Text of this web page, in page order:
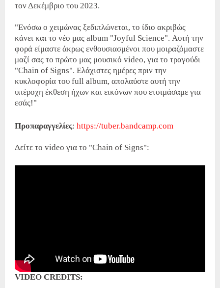
τον Δεκέμβριο του 2023.
"Ενόσω ο χειμώνας ξεδιπλώνεται, το ίδιο ακριβώς
κάνει και το νέο μας album "Joyful Science". Αυτή την
φορά είμαστε άκρως ενθουσιασμένοι που μοιραζόμαστε
μαζί σας το πρώτο μας μουσικό video, για το τραγούδι
"Chain of Signs". Ελάχιστες ημέρες πριν την
κυκλοφορία του full album, απολαύστε αυτή την
υπέροχη έκθεση ήχων και εικόνων που ετοιμάσαμε για
εσάς!"
Προπαραγγελίες: https://tuber.bandcamp.com
Δείτε το video για το "Chain of Signs":
VIDEO CREDITS: